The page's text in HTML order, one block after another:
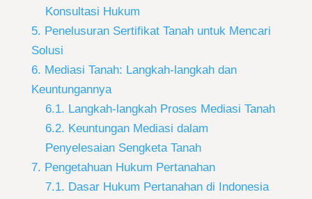
Konsultasi Hukum
5. Penelusuran Sertifikat Tanah untuk Mencari
Solusi
6. Mediasi Tanah: Langkah-langkah dan
Keuntungannya
6.1. Langkah-langkah Proses Mediasi Tanah
6.2. Keuntungan Mediasi dalam
Penyelesaian Sengketa Tanah
7. Pengetahuan Hukum Pertanahan
7.1. Dasar Hukum Pertanahan di Indonesia